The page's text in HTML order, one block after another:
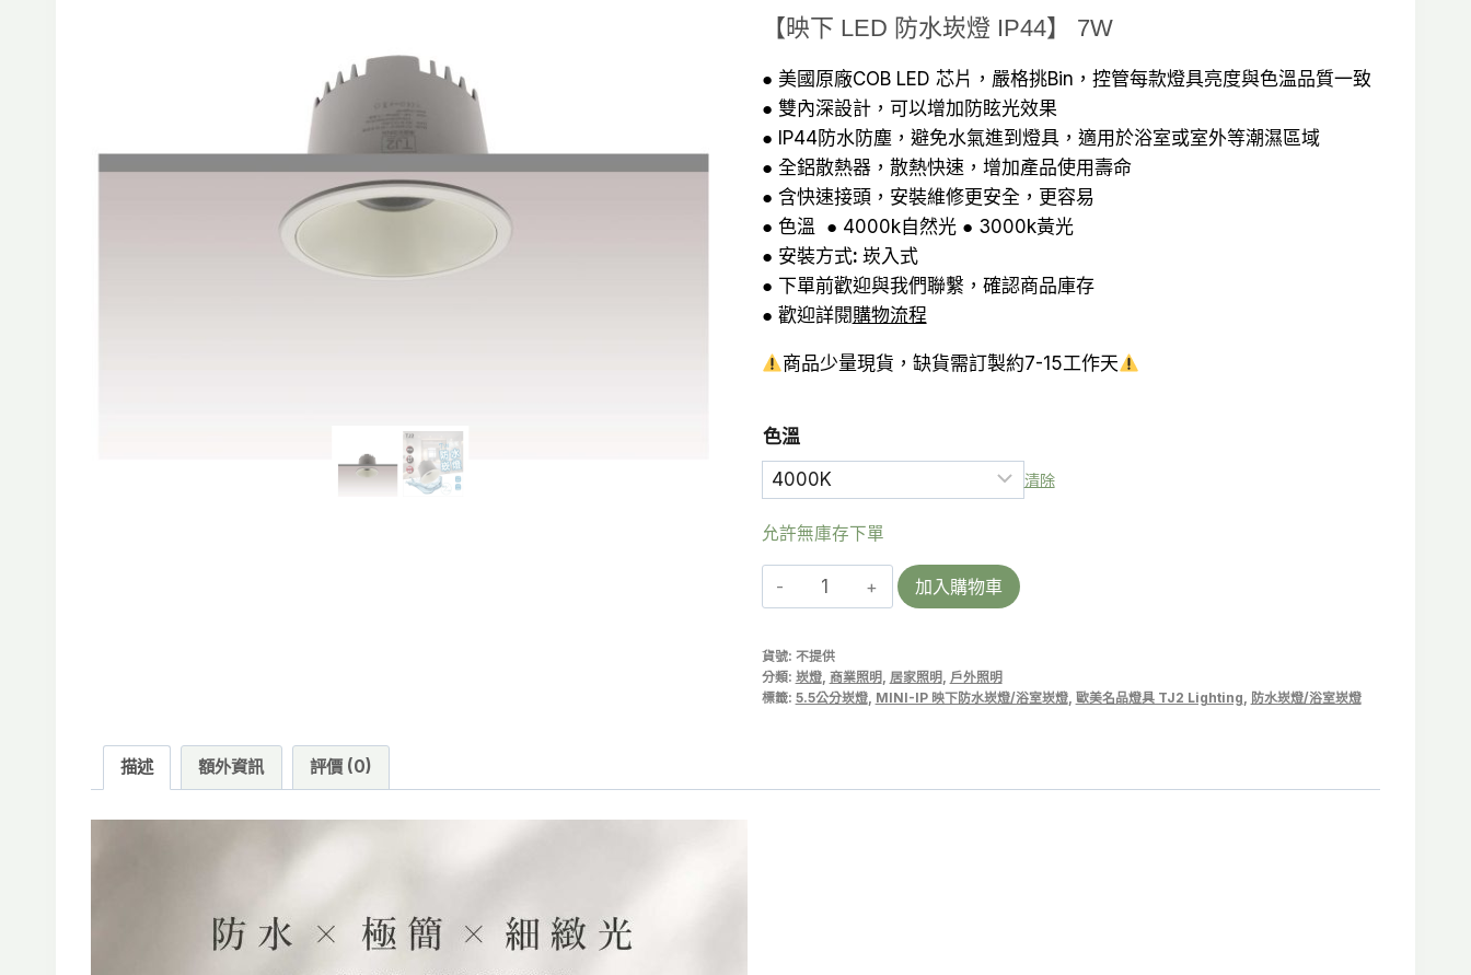
價
格：
NT$820。
價
格：
NT$575。
【映下 LED 防水崁燈 IP44】 7W
● 美國原廠COB LED 芯片，嚴格挑Bin，控管每款燈具亮度與色溫品質一致
● 雙內深設計，可以增加防眩光效果
● IP44防水防塵，避免水氣進到燈具，適用於浴室或室外等潮濕區域
● 全鋁散熱器，散熱快速，增加產品使用壽命
● 含快速接頭，安裝維修更安全，更容易
● 色溫 ● 4000k自然光 ● 3000k黃光
● 安裝方式: 崁入式
● 下單前歡迎與我們聯繫，確認商品庫存
● 歡迎詳閱購物流程
商品少量現貨，缺貨需訂製約7-15工作天
色溫
清除
允許無庫存下單
【映
下
防
水
IP44】
加入購物車
貨號: 不提供
分類: 崁燈, 商業照明, 居家照明, 戶外照明
標籤: 5.5公分崁燈, MINI-IP 映下防水崁燈/浴室崁燈, 歐美名品燈具 TJ2 Lighting 防水崁燈/浴室崁燈
描述 額外資訊 評價 (0)